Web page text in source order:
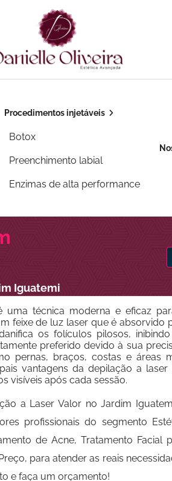
Procedimentos injetáveis
Botox
Preenchimento labial
Enzimas de alta performance
Iguatemi
uma técnica moderna e eficaz
feixe de luz laser que é absorvido
os folículos pilosos,
preferido devido à sua
pernas, braços, costas e áreas
vantagens da depilação a laser
visíveis após cada sessão.
a Laser Valor no Jardim
profissionais do segmento
de Acne, Tratamento Facial
para atender as reais
e faça um orçamento!